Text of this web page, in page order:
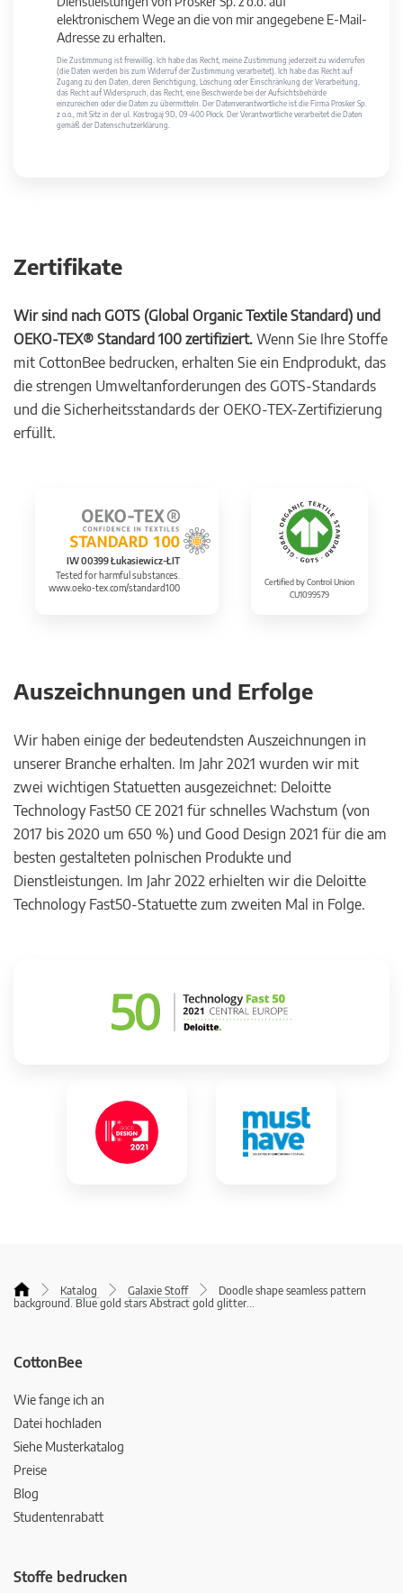
elektronischem Wege an die von mir angegebene E-Mail-
Adresse zu erhalten.
Die Zustimmung ist freiwillig. Ich habe das Recht, meine Zustimmung jederzeit zu widerrufen
(die Daten werden bis zum Widerruf der Zustimmung verarbeitet). Ich habe das Recht auf
Zugang zu den Daten, deren Berichtigung, Löschung oder Einschränkung der Verarbeitung,
das Recht auf Widerspruch, das Recht, eine Beschwerde bei der Aufsichtsbehörde
einzureichen oder die Daten zu übermitteln. Der Datenverantwortliche ist die Firma Prosker Sp.
z o.o., mit Sitz in der ul. Kostrogaj 9D, 09-400 Płock. Der Verantwortliche verarbeitet die Daten
gemäß der Datenschutzerklärung.
Zertifikate
Wir sind nach GOTS (Global Organic Textile Standard) und
OEKO-TEX® Standard 100 zertifiziert. Wenn Sie Ihre Stoffe
mit CottonBee bedrucken, erhalten Sie ein Endprodukt, das
die strengen Umweltanforderungen des GOTS-Standards
und die Sicherheitsstandards der OEKO-TEX-Zertifizierung
erfüllt.
IW 00399 Łukasiewicz-ŁIT
Tested for harmful substances.
www.oeko-tex.com/standard100
Certified by Control Union
CU1099579
Auszeichnungen und Erfolge
Wir haben einige der bedeutendsten Auszeichnungen in
unserer Branche erhalten. Im Jahr 2021 wurden wir mit
zwei wichtigen Statuetten ausgezeichnet: Deloitte
Technology Fast50 CE 2021 für schnelles Wachstum (von
2017 bis 2020 um 650 %) und Good Design 2021 für die am
besten gestalteten polnischen Produkte und
Dienstleistungen. Im Jahr 2022 erhielten wir die Deloitte
Technology Fast50-Statuette zum zweiten Mal in Folge.
Katalog Galaxie Stoff
Doodle shape seamless pattern
background. Blue gold stars Abstract gold glitter...
CottonBee
Wie fange ich an
Datei hochladen
Siehe Musterkatalog
Preise
Blog
Studentenrabatt
Stoffe bedrucken